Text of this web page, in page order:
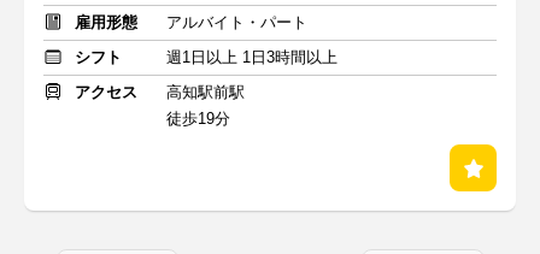
雇用形態
アルバイト・パート
シフト
週1日以上 1日3時間以上
アクセス
高知駅前駅
徒歩19分